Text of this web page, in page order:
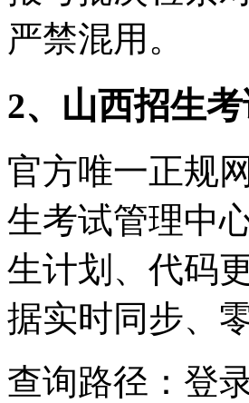
严禁混用。
2、山西招生
官方唯一正规
生考试管理中
生计划、代码
据实时同步、
查询路径：登